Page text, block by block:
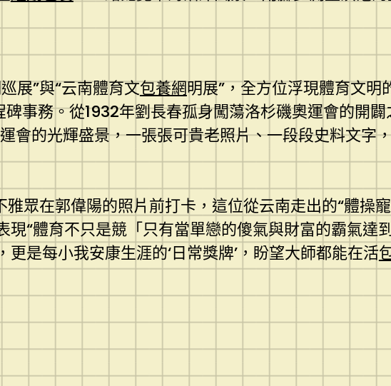
展”與“云南體育文包養網明展”，全方位浮現體育文
碑事務。從1932年劉長春孤身闖蕩洛杉磯奧運會的開
會的光輝盛景，一張張可貴老照片、一段段史料文字
雅眾在郭偉陽的照片前打卡，這位從云南走出的“體操
現“體育不只是競「只有當單戀的傻氣與財富的霸氣達
是每小我安康生涯的‘日常獎牌’，盼望大師都能在活